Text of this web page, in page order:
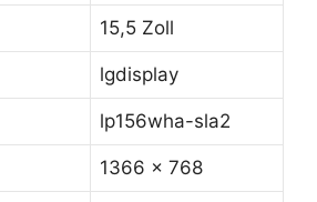
15,5 Zoll
lgdisplay
lp156wha-sla2
1366 x 768